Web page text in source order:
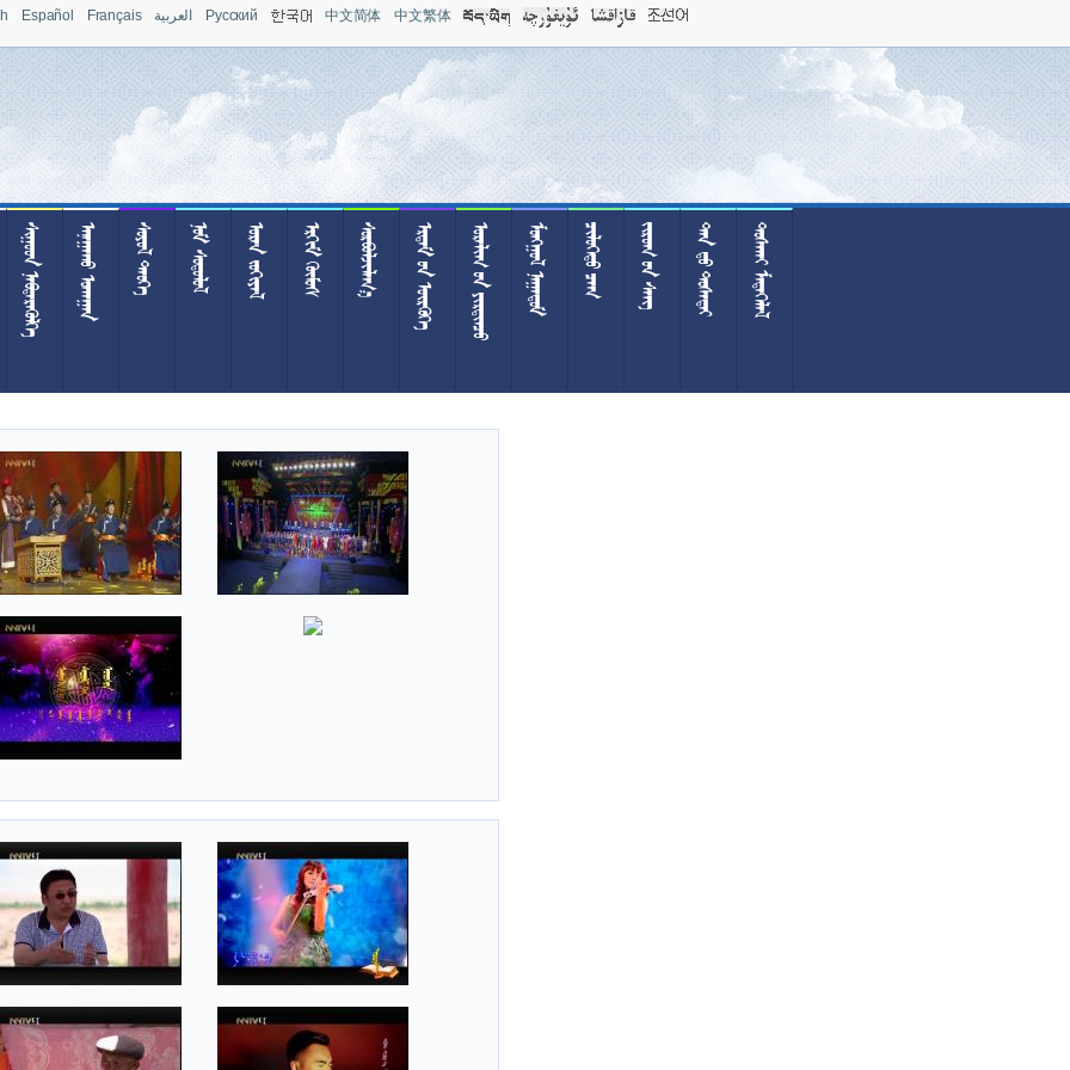
Español Français العربية Pусский 中文简体 中文繁体
                              